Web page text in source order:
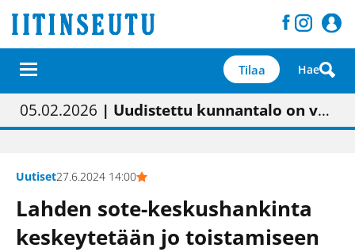
Tilaa Hae
01.02.2026 | Painon vaihtumisen pitäisi näkyä hieman parempana painojäljen laatuna lehdessä
05.02.2026 | Uudistettu kunnantalo on valoisa
23.04.2026 | “Olemme käynnistämässä uudelleen keskustavisiotyön”
09.05.2026| "Maalla on totuttu elämään omavaraisemmin kuin kaupungissa"
Uutiset27.6.2024 14:00
Lahden sote-keskushankinta
keskeytetään jo toistamiseen